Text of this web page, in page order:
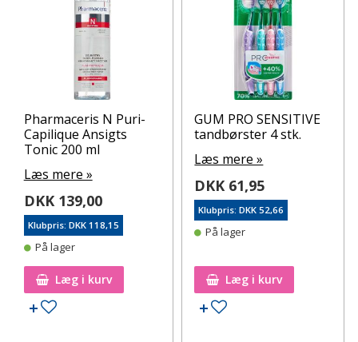
Pharmaceris N Puri-
Capilique Ansigts
Tonic 200 ml
Læs mere »
DKK 139,00
Klubpris: DKK 118,15
På lager
Læg i kurv
Tilføj til ønskeseddel
GUM PRO SENSITIVE
tandbørster 4 stk.
Læs mere »
DKK 61,95
Klubpris: DKK 52,66
På lager
Læg i kurv
Tilføj til ønskeseddel